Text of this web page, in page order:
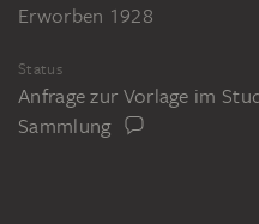
Erworben 1928
Status
Anfrage zur Vorlage im
Sammlung